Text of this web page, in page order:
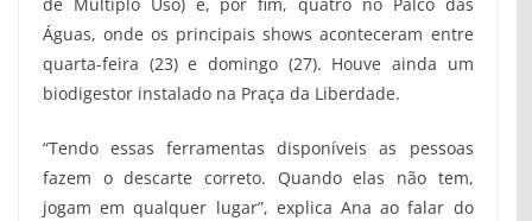
Águas, onde os principais shows aconteceram entre
quarta-feira (23) e domingo (27). Houve ainda um
biodigestor instalado na Praça da Liberdade.
“Tendo essas ferramentas disponíveis as pessoas
fazem o descarte correto. Quando elas não tem,
jogam em qualquer lugar”, explica Ana ao falar do